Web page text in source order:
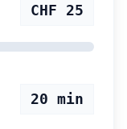
CHF 25
20 min